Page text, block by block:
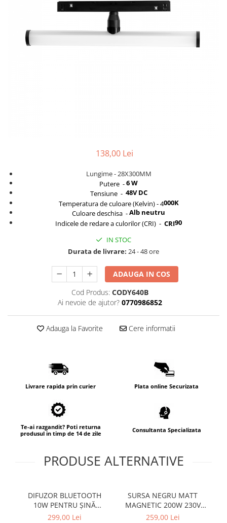
Comutatoare / Detectoare PIR
Buton on off
138,00 Lei
Lungime - 28Χ300MM
Putere -6 W
Tensiune - 48V DC
Temperatura de culoare (Kelvin) - 4000K
Culoare deschisa -Alb neutru
Indicele de redare a culorilor (CRI) - CRI90
IN STOC
Durata de livrare: 24 - 48 ore
ADAUGA IN COS
Cod Produs: CODY640B
Ai nevoie de ajutor? 0770986852
Adauga la Favorite Cere informatii
Livrare rapida prin curier Plata online Securizata
Te-ai razgandit? Poti returna
produsul in timp de 14 de zile
Consultanta Specializata
PRODUSE ALTERNATIVE
DIFUZOR BLUETOOTH
10W PENTRU ȘINĂ
MAGNETICĂ DC 24V ~ 48V
299,00 Lei
SURSA NEGRU MATT
MAGNETIC 200W 230V
AC- 48V DC IP20 4A
259,00 Lei